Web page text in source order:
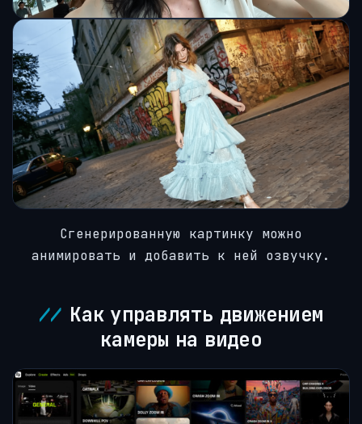
Сгенерированную картинку можно
анимировать и добавить к ней озвучку.
Как управлять движением
камеры на видео